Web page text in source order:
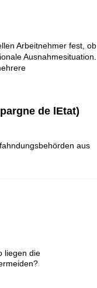
Arbeitnehmer fest, ob
Ausnahmesituation.
de lEtat)
aus
liegen die